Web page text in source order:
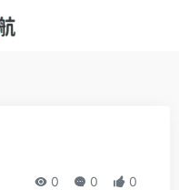
0 0 0